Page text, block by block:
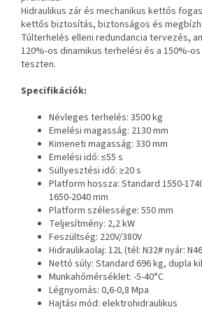
Hidraulikus zár és mechanikus kettős
kettős biztosítás, biztonságos és
Túlterhelés elleni redundancia tervezés,
120%-os dinamikus terhelési és a 150%-
teszten.
Specifikációk:
Névleges terhelés: 3500 kg
Emelési magasság: 2130 mm
Kimeneti magasság: 330 mm
Emelési idő: ≤55 s
Süllyesztési idő: ≥20 s
Platform hossza: Standard 1550-
1650-2040 mm
Platform szélessége: 550 mm
Teljesítmény: 2,2 kW
Feszültség: 220V/380V
Hidraulikaolaj: 12L (tél: N32# nyár:
Nettó súly: Standard 696 kg, dupla
Munkahőmérséklet: -5-40°C
Légnyomás: 0,6-0,8 Mpa
Hajtási mód: elektrohidraulikus